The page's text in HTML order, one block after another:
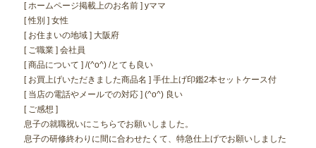
[ ホームページ掲載上のお名前 ] yママ
[ 性別 ] 女性
[ お住まいの地域 ] 大阪府
[ ご職業 ] 会社員
[ 商品について ] /(^o^) /とても良い
[ お買上げいただきました商品名 ] 手仕上げ印鑑2本セットケース付
[ 当店の電話やメールでの対応 ] (^o^) 良い
[ ご感想 ]
息子の就職祝いにこちらでお願いしました。
息子の研修終わりに間に合わせたくて、特急仕上げでお願いしました